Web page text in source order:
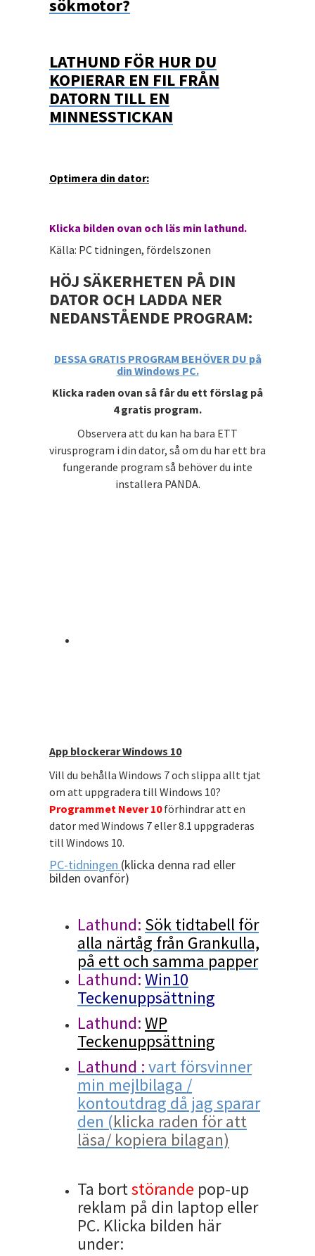
sökmotor?
LATHUND FÖR HUR DU
KOPIERAR EN FIL FRÅN
DATORN TILL EN
MINNESSTICKAN
Optimera din dator:
Klicka bilden ovan och läs min lathund.
Källa: PC tidningen, fördelszonen
HÖJ SÄKERHETEN PÅ DIN
DATOR OCH LADDA NER
NEDANSTÅENDE PROGRAM:
DESSA GRATIS PROGRAM BEHÖVER DU på
din Windows PC.
Klicka raden ovan så får du ett förslag på
4 gratis program.
Observera att du kan ha bara ETT
virusprogram i din dator, så om du har ett bra
fungerande program så behöver du inte
installera PANDA.
App blockerar Windows 10
Vill du behålla Windows 7 och slippa allt tjat
om att uppgradera till Windows 10?
Programmet Never 10förhindrar att en
dator med Windows 7 eller 8.1 uppgraderas
till Windows 10.
PC-tidningen (klicka denna rad eller
bilden ovanför)
Lathund: Sök tidtabell för
alla närtåg från Grankulla,
på ett och samma papper
Lathund:Win10
Teckenuppsättning
Lathund:WP
Teckenuppsättning
Lathund :vart försvinner
min mejlbilaga /
kontoutdrag då jag sparar
den (klicka raden för att
läsa/ kopiera bilagan)
Ta bortstörande pop-up
reklam på din laptop eller
PC. Klicka bilden här
under: